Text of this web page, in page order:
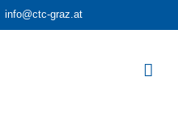
info@ctc-graz.at